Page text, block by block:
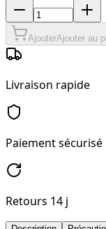
AjouterAjouter au
Livraison rapide
Paiement sécurisé
Retours 14 j